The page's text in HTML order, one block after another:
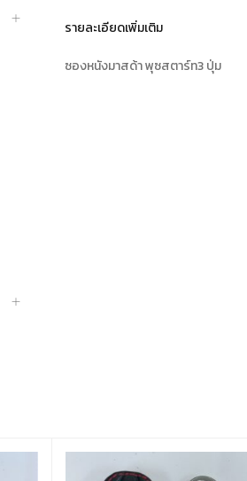
รายละเอียดเพิ่มเติม
ซองหนังมาสด้า พุซสตาร์ท3 ปุ่ม